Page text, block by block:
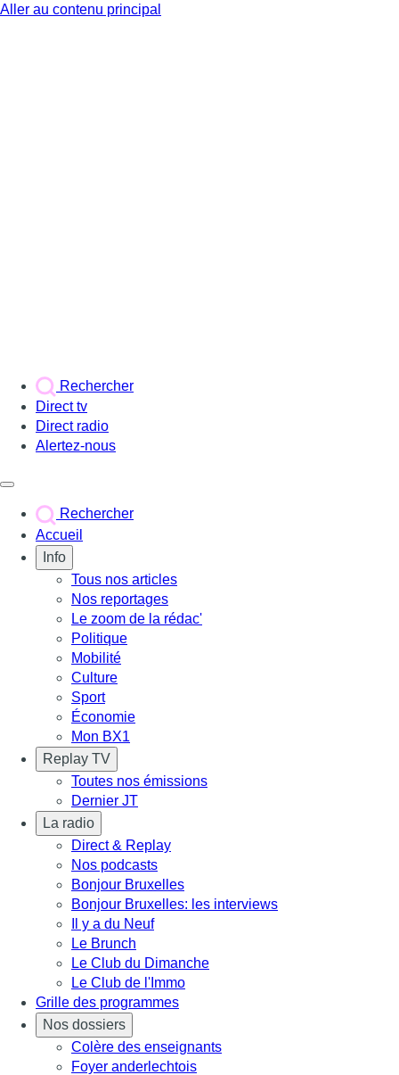
Aller au contenu principal
Rechercher
Direct tv
Direct radio
Alertez-nous
Rechercher
Accueil
Info
Tous nos articles
Nos reportages
Le zoom de la rédac'
Politique
Mobilité
Culture
Sport
Économie
Mon BX1
Replay TV
Toutes nos émissions
Dernier JT
La radio
Direct & Replay
Nos podcasts
Bonjour Bruxelles
Bonjour Bruxelles: les interviews
Il y a du Neuf
Le Brunch
Le Club du Dimanche
Le Club de l'Immo
Grille des programmes
Nos dossiers
Colère des enseignants
Foyer anderlechtois